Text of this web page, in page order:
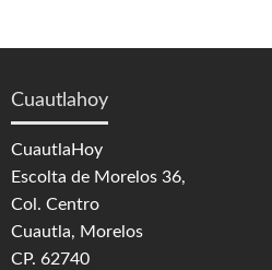
Cuautlahoy
CuautlaHoy
Escolta de Morelos 36,
Col. Centro
Cuautla, Morelos
CP. 62740